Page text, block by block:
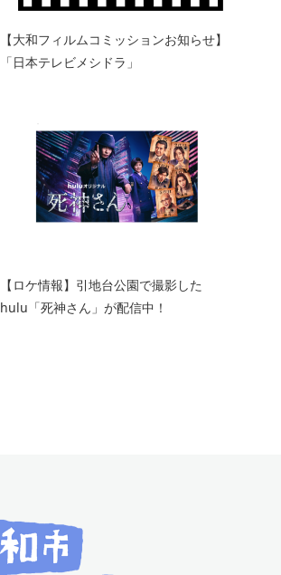
【大和フィルムコミッションお知らせ】
「日本テレビメシドラ」
【ロケ情報】引地台公園で撮影した
hulu「死神さん」が配信中！